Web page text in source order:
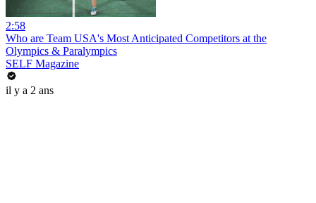
2:58
Who are Team USA's Most Anticipated Competitors at the
Olympics & Paralympics
SELF Magazine
il y a 2 ans